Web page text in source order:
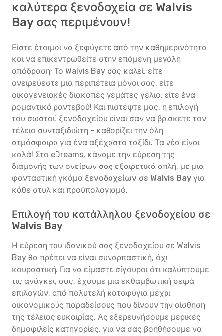
καλύτερα ξενοδοχεία σε Walvis
Bay σας περιμένουν!
Είστε έτοιμοι να ξεφύγετε από την καθημερινότητα
και να επικεντρωθείτε στην επόμενη μεγάλη
απόδραση; Το Walvis Bay σας καλεί, είτε
ονειρεύεστε μια περιπέτεια μόνοι σας, είτε
οικογενειακές διακοπές γεμάτες γέλιο, είτε ένα
ρομαντικό ραντεβού! Και πιστέψτε μας, η επιλογή
του σωστού ξενοδοχείου είναι σαν να βρίσκετε τον
τέλειο συνταξιδιώτη - καθορίζει την όλη
ατμόσφαιρα για ένα αξέχαστο ταξίδι. Τα νέα είναι
καλά! Στο eDreams, κάναμε την εύρεση της
διαμονής των ονείρων σας εξαιρετικά απλή, με μια
φανταστική γκάμα ξενοδοχείων σε Walvis Bay για
κάθε στυλ και προϋπολογισμό.
Επιλογή του κατάλληλου ξενοδοχείου σε
Walvis Bay
Η εύρεση του ιδανικού σας ξενοδοχείου σε Walvis
Bay θα πρέπει να είναι συναρπαστική, όχι
κουραστική. Για να είμαστε σίγουροι ότι καλύπτουμε
τις ανάγκες σας, έχουμε μια εκθαμβωτική σειρά
επιλογών, από πολυτελή καταφύγια μέχρι
οικονομικούς παραδείσους που δίνουν την αίσθηση
της τέλειας ευκαιρίας. Ας εξερευνήσουμε μερικές
δημοφιλείς κατηγορίες, για να σας βοηθήσουμε να